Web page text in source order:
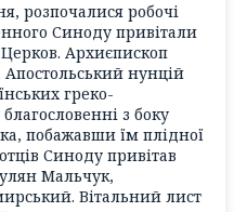
розпочалися робочі
Синоду привітали
Архиєпископ
нунцій
греко-
з боку
побажавши їм плідної
Синоду привітав
Мальчук,
Вітальний лист